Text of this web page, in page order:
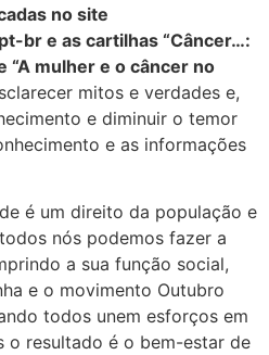
no site
br e as cartilhas “Câncer…:
“A mulher e o câncer no
mitos e verdades e,
e diminuir o temor
e as informações
é um direito da população e
nós podemos fazer a
a sua função social,
e o movimento Outubro
todos unem esforços em
o resultado é o bem-estar de